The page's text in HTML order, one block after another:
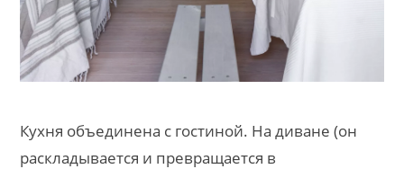
Кухня объединена с гостиной. На диване (он
раскладывается и превращается в